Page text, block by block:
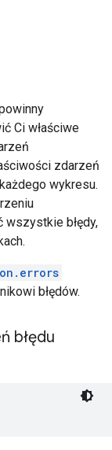
Ci właściwe
zdarzeń
wykresu.
błędy,
błędów.
błędu